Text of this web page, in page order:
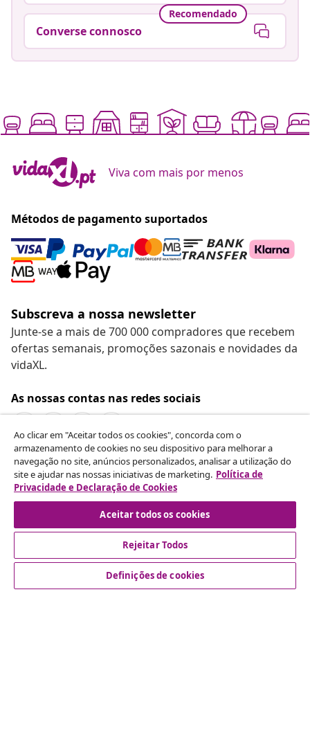
Recomendado
Converse connosco
Viva com mais por menos
Métodos de pagamento suportados
Subscreva a nossa newsletter
Junte-se a mais de 700 000 compradores que recebem
ofertas semanais, promoções sazonais e novidades da
vidaXL.
As nossas contas nas redes sociais
Rescindir o contrato
Envie um pedido de rescisão da sua encomenda.
Rescindir o contrato
Atendimento ao cliente
Ao clicar em "Aceitar todos os cookies", concorda com o
armazenamento de cookies no seu dispositivo para melhorar a
navegação no site, anúncios personalizados, analisar a utilização do
site e ajudar nas nossas iniciativas de marketing. Política de
Privacidade e Declaração de Cookies
Aceitar todos os cookies
Rejeitar Todos
Definições de cookies